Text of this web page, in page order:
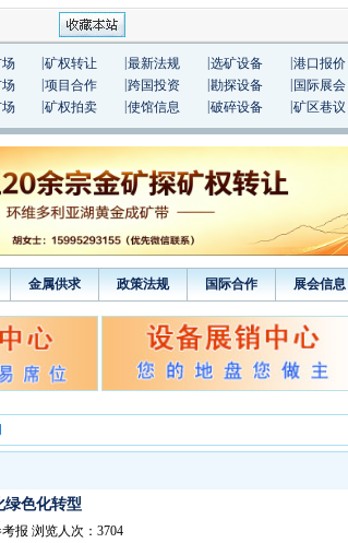
矿权转让 最新法规 选矿设备 港口报价
项目合作 跨国投资 勘探设备 国际展会
矿权拍卖 使馆信息 破碎设备 矿区巷议
金属供求 政策法规 国际合作 展会信息
绿色化转型
报 浏览人次：3704